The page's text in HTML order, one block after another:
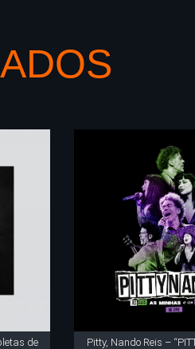
de
Pitty, Nando Reis –